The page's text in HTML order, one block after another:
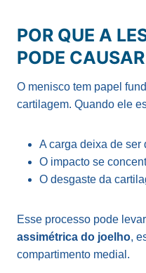
POR QUE A
PODE
O menisco tem papel
cartilagem. Quando ele
A carga deixa de
O impacto se
O desgaste da
Esse processo pode
assimétrica do joelho,
compartimento medial.